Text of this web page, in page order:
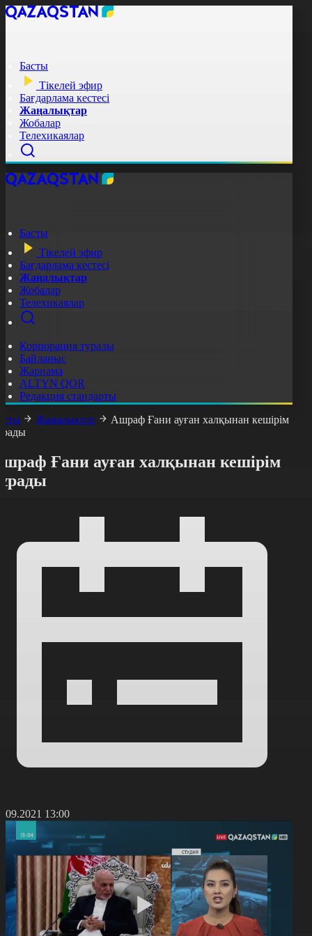
Басты
Тікелей эфир
Бағдарлама кестесі
Жаңалықтар
Жобалар
Телехикаялар
Басты
Тікелей эфир
Бағдарлама кестесі
Жаңалықтар
Жобалар
Телехикаялар
Корпорация туралы
Байланыс
Жарнама
ALTYN QOR
Редакция стандарты
Жаңалықтар
Ашраф Ғани ауған халқынан кешірім
Ғани ауған халқынан кешірім
13:00